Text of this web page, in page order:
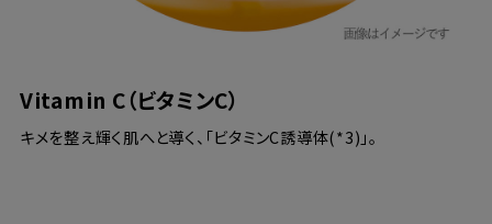
Vitamin C（ビタミンC）
キメを整え輝く肌へと導く、「ビタミンC誘導体(*3)」。